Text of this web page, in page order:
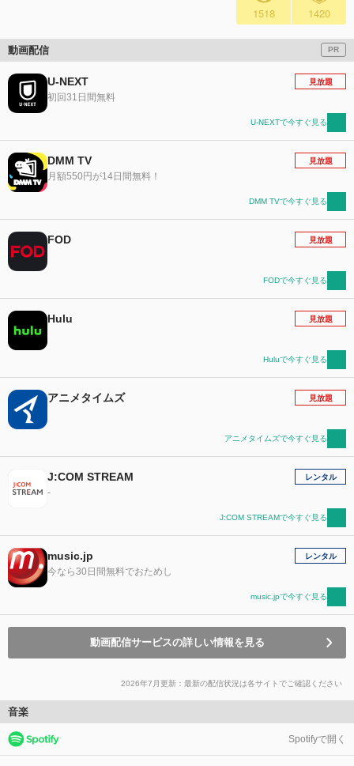
1518 1420
動画配信 PR
U-NEXT
初回31日間無料
見放題
U-NEXTで今すぐ見る
DMM TV
月額550円が14日間無料！
見放題
DMM TVで今すぐ見る
FOD 見放題
FODで今すぐ見る
Hulu 見放題
Huluで今すぐ見る
アニメタイムズ 見放題
アニメタイムズで今すぐ見る
J:COM STREAM
-
レンタル
J:COM STREAMで今すぐ見る
music.jp
今なら30日間無料でおためし
レンタル
music.jpで今すぐ見る
動画配信サービスの詳しい情報を見る
2026年7月更新：最新の配信状況は各サイトでご確認ください
音楽
Spotifyで開く